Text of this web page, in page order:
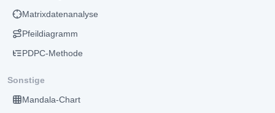
Matrixdatenanalyse
Pfeildiagramm
PDPC-Methode
Sonstige
Mandala-Chart